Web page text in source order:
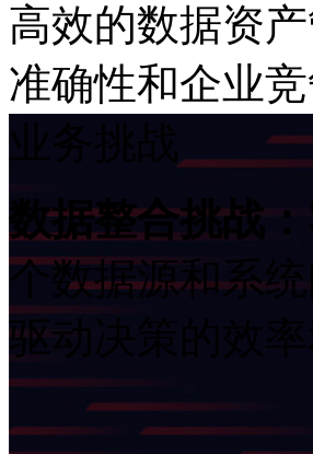
高效的数据资产
准确性和企业竞
数据整合挑战：
个数据源和系统
驱动决策的效